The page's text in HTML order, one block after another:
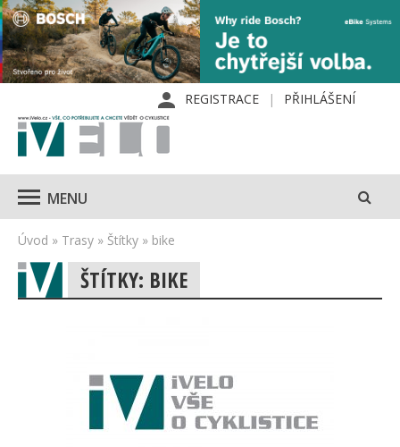
REGISTRACE PŘIHLÁŠENÍ
MENU
Úvod » Trasy » Štítky » bike
ŠTÍTKY: BIKE